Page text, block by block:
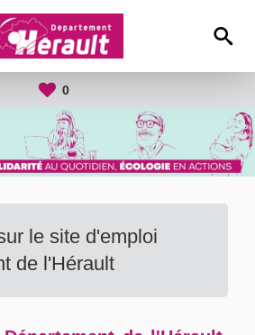
0
le site d'emploi
de l'Hérault